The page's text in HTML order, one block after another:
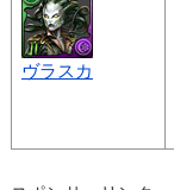
ヴラスカ